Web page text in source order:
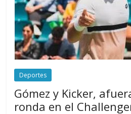
Deportes
Gómez y Kicker,
ronda en el